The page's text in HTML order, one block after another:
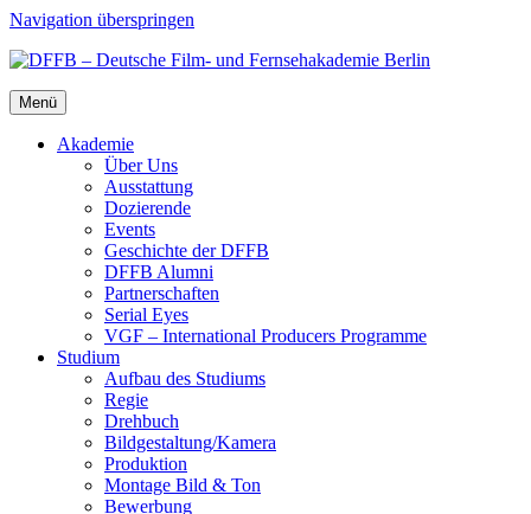
Navigation überspringen
Menü
Aka­de­mie
Über Uns
Aus­stat­tung
Dozie­ren­de
Events
Geschich­te der DFFB
DFFB Alum­ni
Part­ner­schaf­ten
Seri­al Eyes
VGF – Inter­na­tio­nal Pro­du­cers Pro­gram­me
Stu­di­um
Auf­bau des Stu­di­ums
Regie
Dreh­buch
Bildgestaltung/​​Kamera
Pro­duk­ti­on
Mon­ta­ge Bild & Ton
Bewer­bung